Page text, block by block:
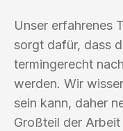
Unser erfahrenes
sorgt dafür, dass
termingerecht
werden. Wir
sein kann, daher
Großteil der